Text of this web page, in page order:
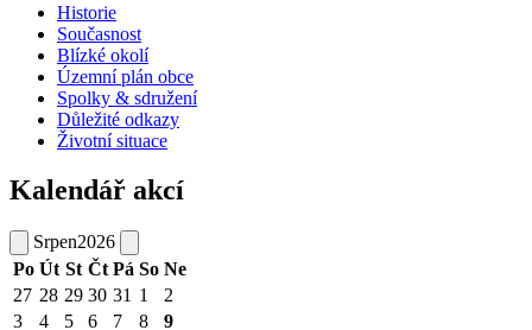
Historie
Současnost
Blízké okolí
Územní plán obce
Spolky & sdružení
Důležité odkazy
Životní situace
Kalendář akcí
Srpen2026
Po Út St Čt Pá So Ne
27 28 29 30 31 1
2
3
4 5 6 7 8
9